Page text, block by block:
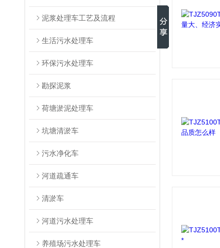
泥浆处理车工艺及流程
生活污水处理车
环保污水处理车
勘探泥浆
荷塘淤泥处理车
坑塘清淤车
污水净化车
河道疏通车
清淤车
河道污水处理车
养殖场污水处理车